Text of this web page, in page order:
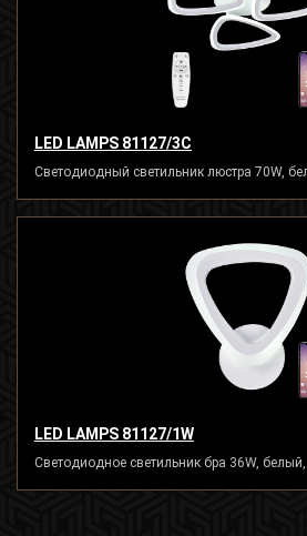
LED LAMPS 81127/3C
Светодиодный светильник люстра 70W,
LED LAMPS 81127/1W
Светодиодное светильник бра 36W, белый,